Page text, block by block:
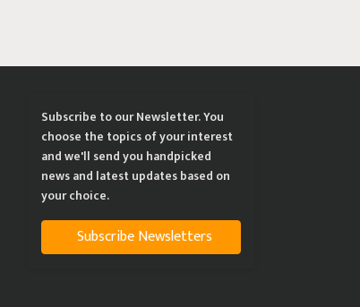
Subscribe to our Newsletter. You
choose the topics of your interest
and we'll send you handpicked
news and latest updates based on
your choice.
Subscribe Newsletters